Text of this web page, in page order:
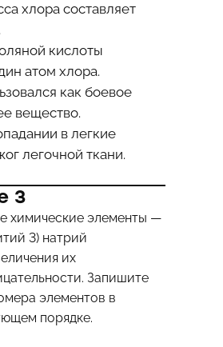
хлора составляет
кислоты
атом хлора.
как боевое
вещество.
в легкие
легочной ткани.
3
химические элементы —
3) натрий
их
Запишите
элементов в
порядке.